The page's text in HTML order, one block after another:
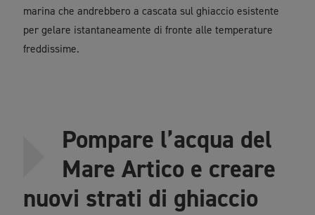
marina che andrebbero a cascata sul ghiaccio esistente
per gelare istantaneamente di fronte alle temperature
freddissime.
Pompare l’acqua del
Mare Artico e creare
nuovi strati di ghiaccio